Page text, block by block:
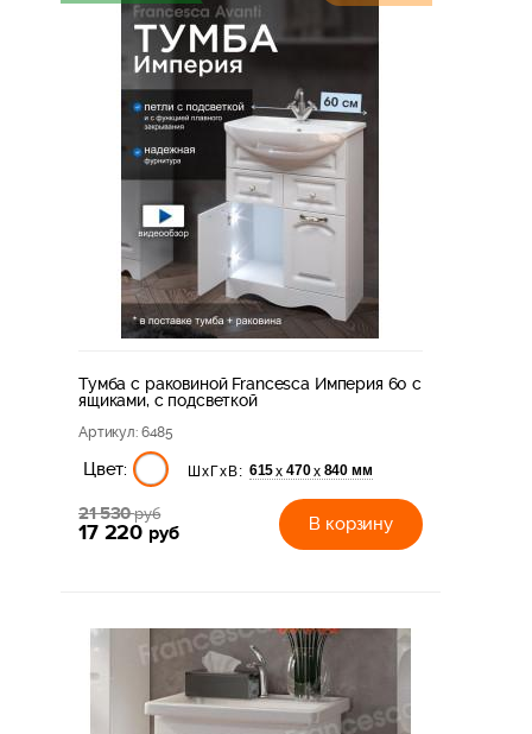
Тумба с раковиной Francesca Империя 60 с
ящиками, с подсветкой
Артикул: 6485
Цвет: ШхГхВ: 615х 470х 840 мм
21 530руб
17 220 руб В корзину